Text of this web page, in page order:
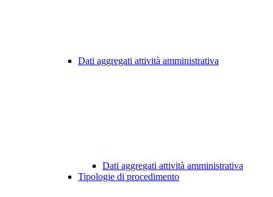
Dati aggregati attività amministrativa
Dati aggregati attività amministrativa
Tipologie di procedimento